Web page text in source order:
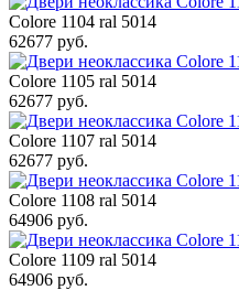
Colore 1104 ral 5014
62677 руб.
Colore 1105 ral 5014
62677 руб.
Colore 1107 ral 5014
62677 руб.
Colore 1108 ral 5014
64906 руб.
Colore 1109 ral 5014
64906 руб.